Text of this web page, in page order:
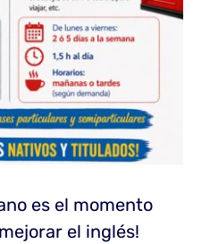
es el momento
el inglés!